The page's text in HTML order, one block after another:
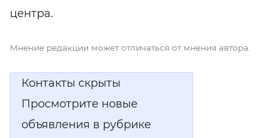
центра.
Мнение редакции может отличаться от мнения автора.
Контакты скрыты
Просмотрите новые
объявления в рубрике